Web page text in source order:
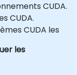
CUDA.
CUDA.
CUDA les
les